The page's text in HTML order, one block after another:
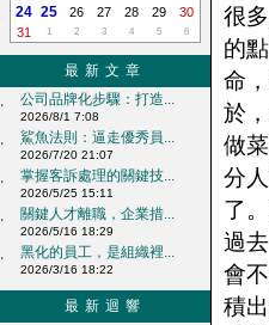
24 25 26 27 28 29
30
31
1 2 3 4 5 6
最新文章
‧
公司品牌化步驟：打造...
2026/8/1 7:08
‧ 鯊魚法則：逼走優秀員...
2026/7/20 21:07
‧ 掌握客訴處理的關鍵技...
2026/5/25 15:11
‧ 關鍵人才離職，企業措...
2026/5/16 18:29
‧ 黑化的員工，是組織裡...
2026/3/16 18:22
最新迴響
很
的
命
於
做
分
了
過
會
積